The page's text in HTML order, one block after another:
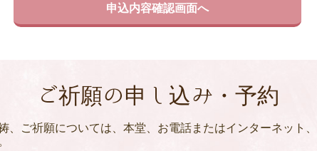
ご祈願の申し込み・予約
、ご祈願については、本堂、お電話またはインターネット